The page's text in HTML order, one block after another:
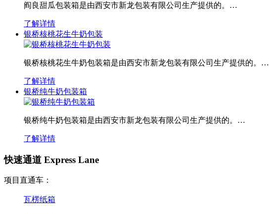
阎良甜瓜包装箱是由西安市新龙包装有限公司生产提供的。…
了解详情
银桥核桃花生牛奶包装
银桥核桃花生牛奶包装箱是由西安市新龙包装有限公司生产提供的。…
了解详情
银桥纯牛奶包装箱
银桥纯牛奶包装箱是由西安市新龙包装有限公司生产提供的。…
了解详情
快速通道 Express Lane
项目直通车：
瓦楞纸箱